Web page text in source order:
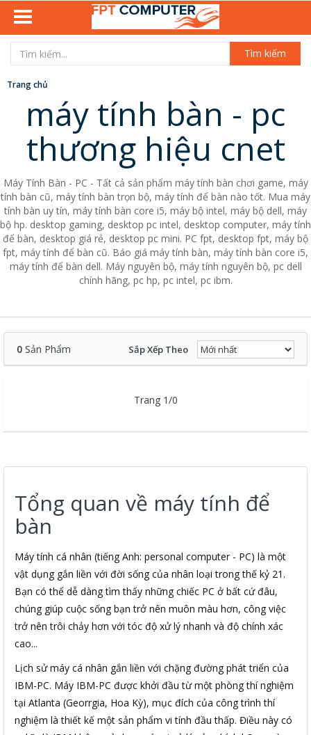
Tìm kiếm
Trang chủ
máy tính bàn - pc
thương hiệu cnet
Máy Tính Bàn - PC - Tất cả sản phẩm máy tính bàn chơi game, máy
tính bàn cũ, máy tính bàn trọn bộ, máy tính để bàn nào tốt. Mua máy
tính bàn uy tín, máy tính bàn core i5, máy bộ intel, máy bộ dell, máy
bộ hp. desktop gaming, desktop pc intel, desktop computer, máy tính
để bàn, desktop giá rẻ, desktop pc mini. PC fpt, desktop fpt, máy bộ
fpt, máy tính để bàn cũ. Báo giá máy tính bàn, máy tính bàn core i5,
máy tính để bàn dell. Máy nguyên bộ, máy tính nguyên bộ, pc dell
chính hãng, pc hp, pc intel, pc ibm.
0 Sản Phẩm Sắp Xếp Theo
Trang 1/0
Tổng quan về máy tính để
bàn
Máy tính cá nhân (tiếng Anh: personal computer - PC) là một
vật dụng gắn liền với đời sống của nhân loại trong thế kỷ 21.
Bạn có thể dễ dàng tìm thấy những chiếc PC ở bất cứ đâu,
chúng giúp cuộc sống bạn trở nên muôn màu hơn, công việc
trở nên trôi chảy hơn với tóc độ xử lý nhanh và độ chính xác
cao...
Lịch sử máy cá nhân gắn liền với chặng đường phát triển của
IBM-PC. Máy IBM-PC được khởi đầu từ một phòng thí nghiệm
tại Atlanta (Georrgia, Hoa Kỳ), mục đích của công trình thí
nghiệm là thiết kế một sản phẩm vi tính đầu thấp. Điều này có